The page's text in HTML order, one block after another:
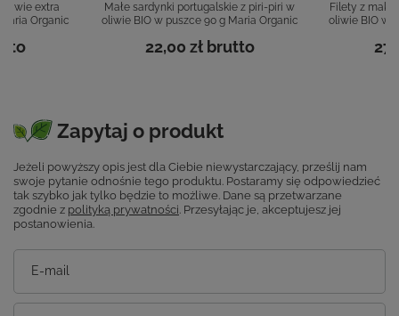
extra
Organic
Małe sardynki portugalskie z piri-piri w
oliwie BIO w puszce 90 g Maria Organic
22,00 złbrutto
Filety z
oliwie BIO w
Zapytaj o produkt
Jeżeli powyższy opis jest dla Ciebie niewystarczający, prześlij nam
swoje pytanie odnośnie tego produktu. Postaramy się odpowiedzieć
tak szybko jak tylko będzie to możliwe. Dane są przetwarzane
zgodnie z polityką prywatności. Przesyłając je, akceptujesz jej
postanowienia.
E-mail